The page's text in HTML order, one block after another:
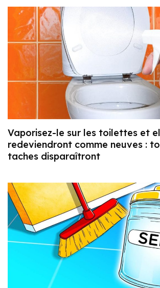
Vaporisez-le sur les toilettes et
redeviendront comme neuves :
taches disparaîtront